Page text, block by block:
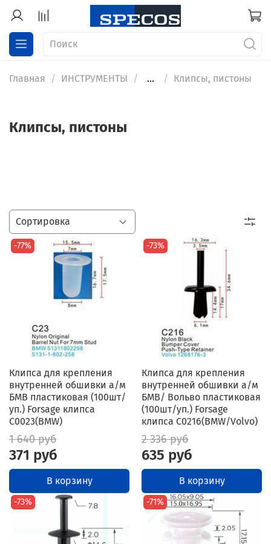
Главная ИНСТРУМЕНТЫ ... Клипсы, пистоны
Клипсы, пистоны
-77%
Клипса для крепления
внутренней обшивки а/м
БМВ пластиковая (100шт/
уп.) Forsage клипса
C0023(BMW)
1 640 руб
371 руб
В корзину
-73%
Клипса для крепления
внутренней обшивки а/м
БМВ/ Вольво пластиковая
(100шт/уп.) Forsage
клипса C0216(BMW/Volvo)
2 336 руб
635 руб
В корзину
-73% -71%